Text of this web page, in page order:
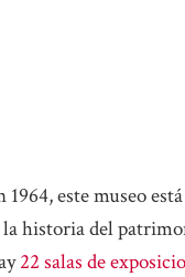
este museo
historia del
22 salas de